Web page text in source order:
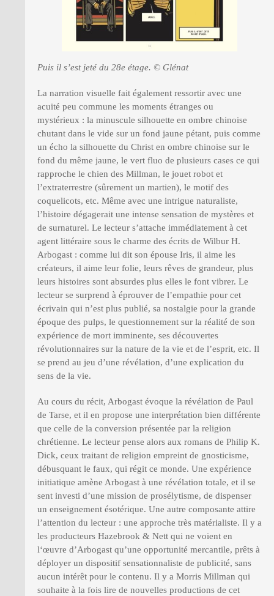
Puis il s’est jeté du 28e étage. © Glénat
La narration visuelle fait également ressortir avec une
acuité peu commune les moments étranges ou
mystérieux : la minuscule silhouette en ombre chinoise
chutant dans le vide sur un fond jaune pétant, puis comme
un écho la silhouette du Christ en ombre chinoise sur le
fond du même jaune, le vert fluo de plusieurs cases ce qui
rapproche le chien des Millman, le jouet robot et
l’extraterrestre (sûrement un martien), le motif des
coquelicots, etc. Même avec une intrigue naturaliste,
l’histoire dégagerait une intense sensation de mystères et
de surnaturel. Le lecteur s’attache immédiatement à cet
agent littéraire sous le charme des écrits de Wilbur H.
Arbogast : comme lui dit son épouse Iris, il aime les
créateurs, il aime leur folie, leurs rêves de grandeur, plus
leurs histoires sont absurdes plus elles le font vibrer. Le
lecteur se surprend à éprouver de l’empathie pour cet
écrivain qui n’est plus publié, sa nostalgie pour la grande
époque des pulps, le questionnement sur la réalité de son
expérience de mort imminente, ses découvertes
révolutionnaires sur la nature de la vie et de l’esprit, etc. Il
se prend au jeu d’une révélation, d’une explication du
sens de la vie.
Au cours du récit, Arbogast évoque la révélation de Paul
de Tarse, et il en propose une interprétation bien différente
que celle de la conversion présentée par la religion
chrétienne. Le lecteur pense alors aux romans de Philip K.
Dick, ceux traitant de religion empreint de gnosticisme,
débusquant le faux, qui régit ce monde. Une expérience
initiatique amène Arbogast à une révélation totale, et il se
sent investi d’une mission de prosélytisme, de dispenser
un enseignement ésotérique. Une autre composante attire
l’attention du lecteur : une approche très matérialiste. Il y a
les producteurs Hazebrook & Nett qui ne voient en
l‘œuvre d’Arbogast qu’une opportunité mercantile, prêts à
déployer un dispositif sensationnaliste de publicité, sans
aucun intérêt pour le contenu. Il y a Morris Millman qui
souhaite à la fois lire de nouvelles productions de cet